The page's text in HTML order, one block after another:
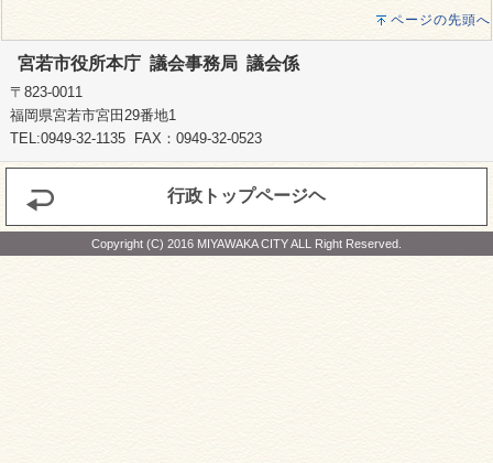
ページの先頭へ
宮若市役所本庁 議会事務局 議会係
〒823-0011
福岡県宮若市宮田29番地1
TEL:0949-32-1135 FAX：0949-32-0523
行政トップページヘ
Copyright (C) 2016 MIYAWAKA CITY ALL Right Reserved.